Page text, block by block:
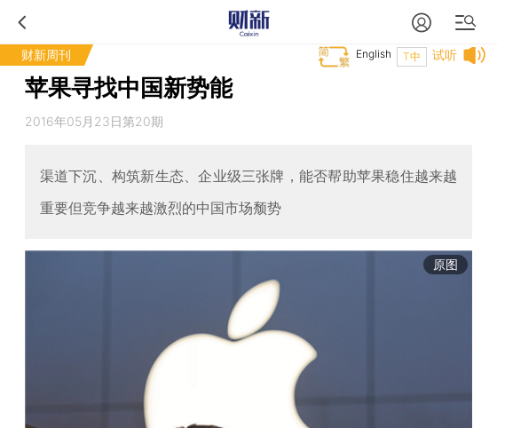
财新周刊 试听
T中
English
苹果寻找中国新势能
2016年05月23日第20期
渠道下沉、构筑新生态、企业级三张牌，能否帮助苹果稳住越来越
重要但竞争越来越激烈的中国市场颓势
原图